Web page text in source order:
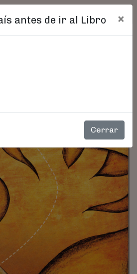
antes de ir al Libro ×
Cerrar